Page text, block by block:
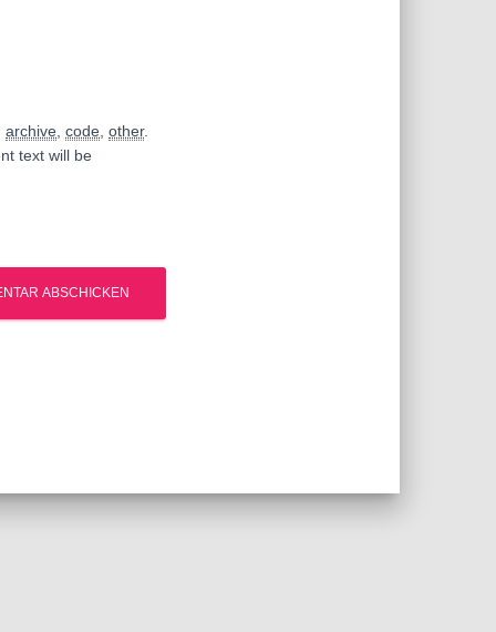
archive code other.
text will be